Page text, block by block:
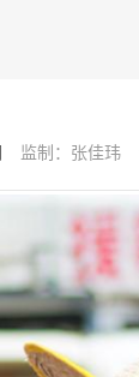
监制：张佳玮